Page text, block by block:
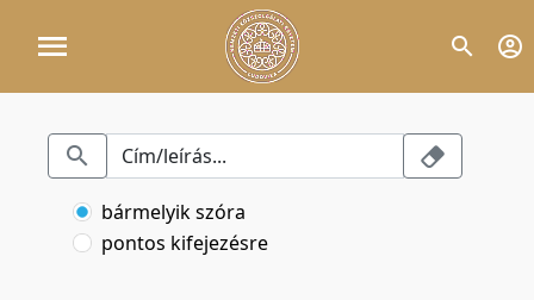
bármelyik szóra
pontos kifejezésre